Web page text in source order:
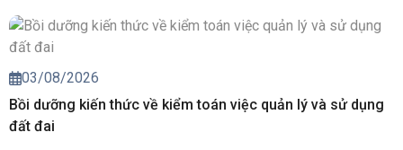
03/08/2026
Bồi dưỡng kiến thức về kiểm toán việc quản lý và sử dụng
đất đai